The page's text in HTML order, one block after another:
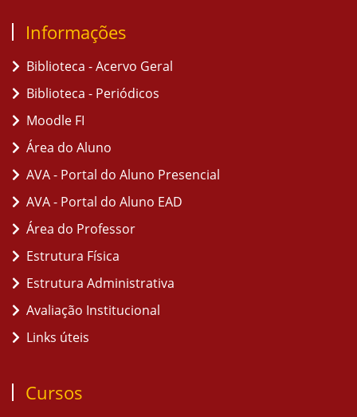
Informações
Biblioteca - Acervo Geral
Biblioteca - Periódicos
Moodle FI
Área do Aluno
AVA - Portal do Aluno Presencial
AVA - Portal do Aluno EAD
Área do Professor
Estrutura Física
Estrutura Administrativa
Avaliação Institucional
Links úteis
Cursos